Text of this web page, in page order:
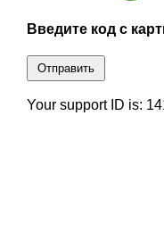
Введите код с
Отправить
Your support ID is: